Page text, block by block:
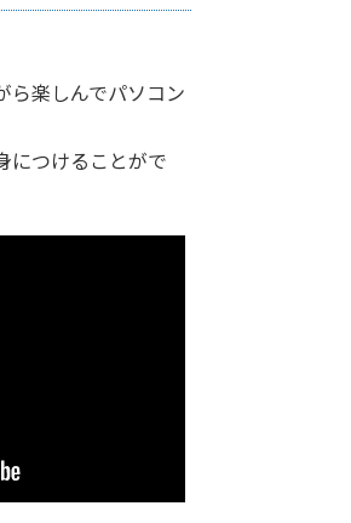
ら楽しんでパソコン
につけることがで